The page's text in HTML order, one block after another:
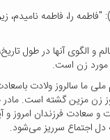
را، فاطمه نامیدم،
و الگوی آنها در طول
مورد زن است.
ملی ما سالروز ولادت
روز زن مزین گشته است.
فرزندان امروز و
دل اجتماع سرریز می‌شود.